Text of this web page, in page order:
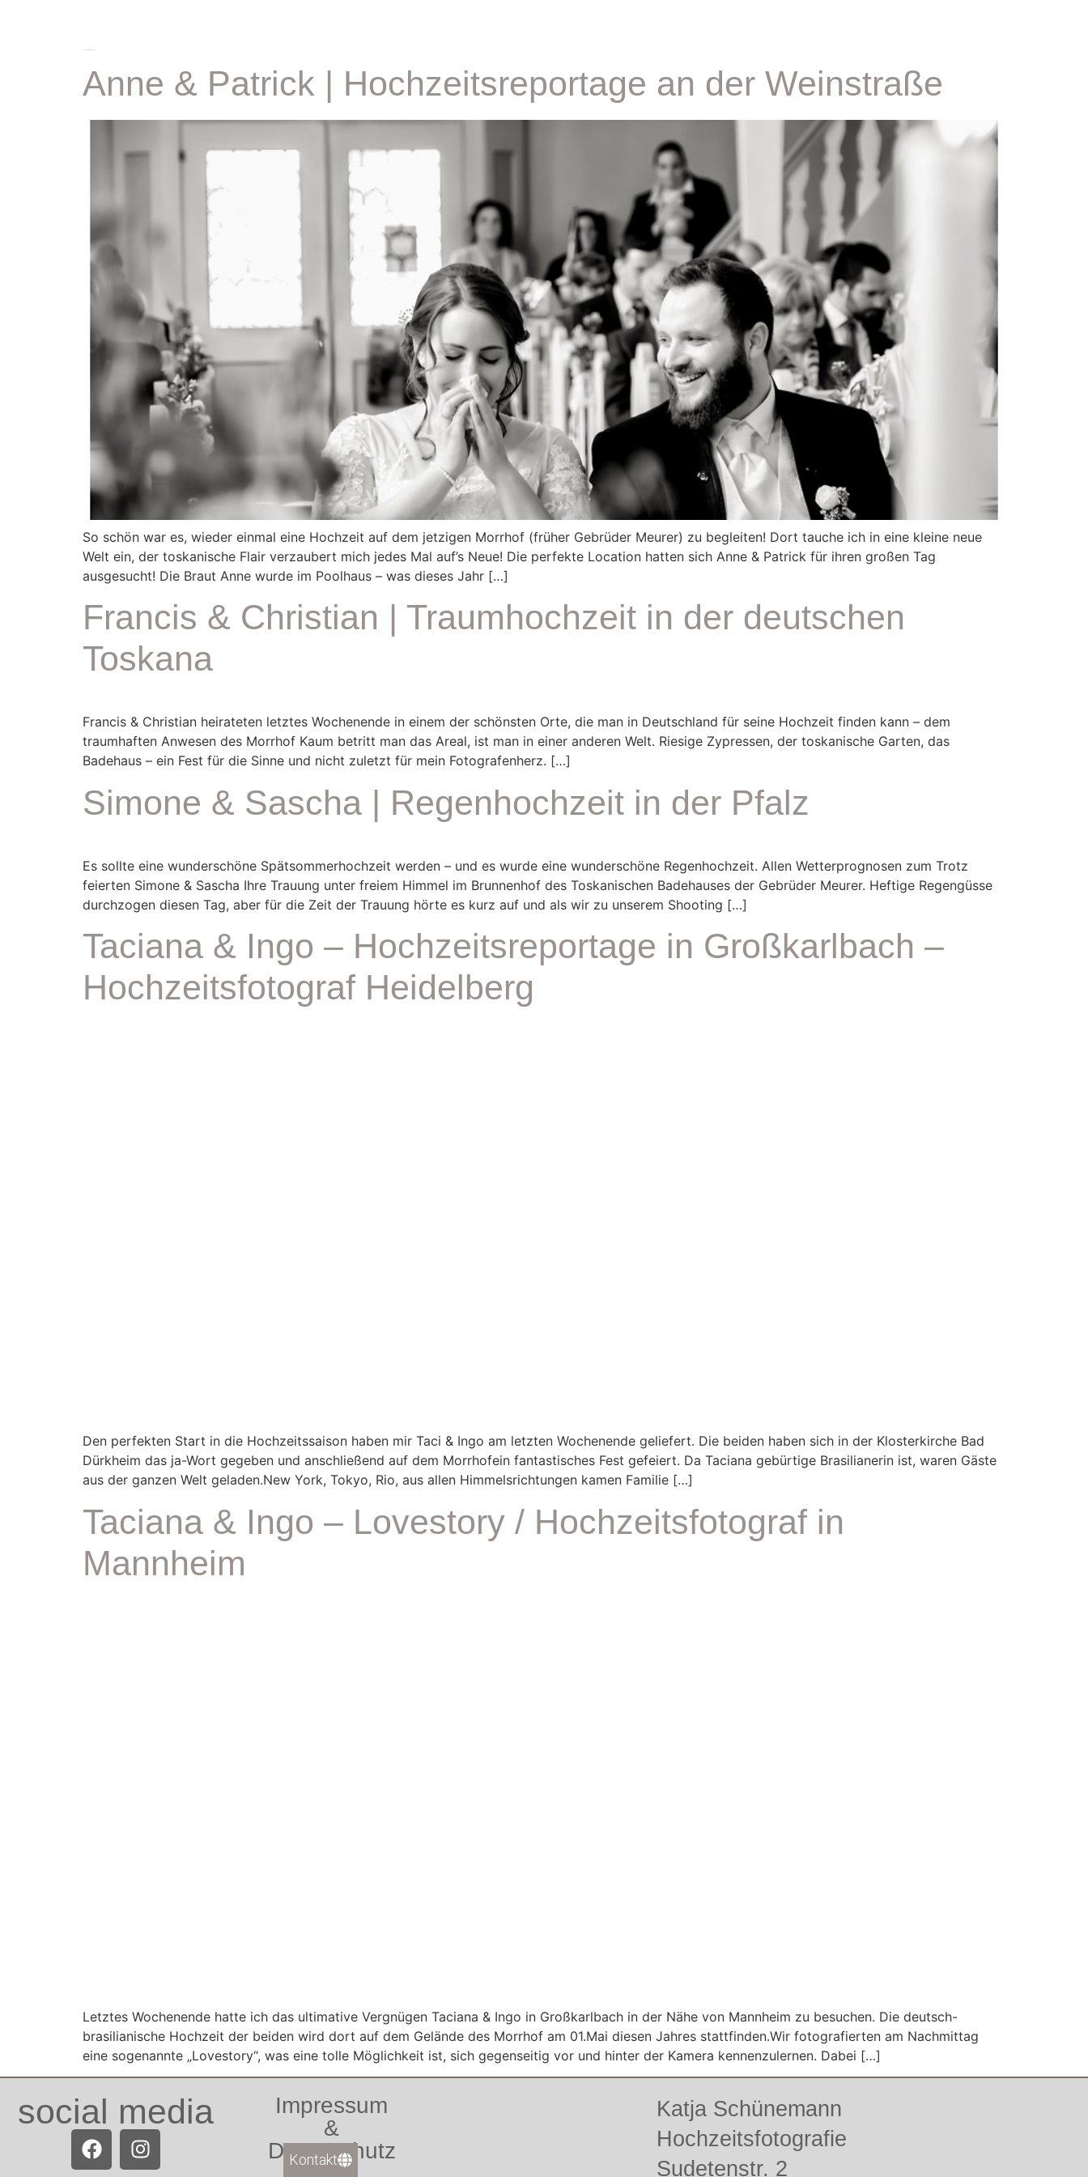
Anne & Patrick | Hochzeitsreportage an der Weinstraße
So schön war es, wieder einmal eine Hochzeit auf dem jetzigen Morrhof (früher Gebrüder Meurer) zu begleiten! Dort tauche ich in eine kleine neue
Welt ein, der toskanische Flair verzaubert mich jedes Mal auf’s Neue! Die perfekte Location hatten sich Anne & Patrick für ihren großen Tag
ausgesucht! Die Braut Anne wurde im Poolhaus – was dieses Jahr […]
Francis & Christian | Traumhochzeit in der deutschen
Toskana
Francis & Christian heirateten letztes Wochenende in einem der schönsten Orte, die man in Deutschland für seine Hochzeit finden kann – dem
traumhaften Anwesen des Morrhof Kaum betritt man das Areal, ist man in einer anderen Welt. Riesige Zypressen, der toskanische Garten, das
Badehaus – ein Fest für die Sinne und nicht zuletzt für mein Fotografenherz. […]
Simone & Sascha | Regenhochzeit in der Pfalz
Es sollte eine wunderschöne Spätsommerhochzeit werden – und es wurde eine wunderschöne Regenhochzeit. Allen Wetterprognosen zum Trotz
feierten Simone & Sascha Ihre Trauung unter freiem Himmel im Brunnenhof des Toskanischen Badehauses der Gebrüder Meurer. Heftige Regengüsse
durchzogen diesen Tag, aber für die Zeit der Trauung hörte es kurz auf und als wir zu unserem Shooting […]
Taciana & Ingo – Hochzeitsreportage in Großkarlbach –
Hochzeitsfotograf Heidelberg
Den perfekten Start in die Hochzeitssaison haben mir Taci & Ingo am letzten Wochenende geliefert. Die beiden haben sich in der Klosterkirche Bad
Dürkheim das ja-Wort gegeben und anschließend auf dem Morrhofein fantastisches Fest gefeiert. Da Taciana gebürtige Brasilianerin ist, waren Gäste
aus der ganzen Welt geladen.New York, Tokyo, Rio, aus allen Himmelsrichtungen kamen Familie […]
Taciana & Ingo – Lovestory / Hochzeitsfotograf in
Mannheim
Letztes Wochenende hatte ich das ultimative Vergnügen Taciana & Ingo in Großkarlbach in der Nähe von Mannheim zu besuchen. Die deutsch-
brasilianische Hochzeit der beiden wird dort auf dem Gelände des Morrhof am 01.Mai diesen Jahres stattfinden.Wir fotografierten am Nachmittag
eine sogenannte „Lovestory“, was eine tolle Möglichkeit ist, sich gegenseitig vor und hinter der Kamera kennenzulernen. Dabei […]
social media
Impressum
&
Datenschutz
Katja Schünemann
Hochzeitsfotografie
Sudetenstr. 2
Kontakt